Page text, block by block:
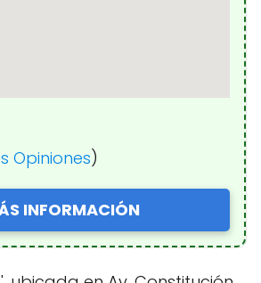
Opiniones)
INFORMACIÓN